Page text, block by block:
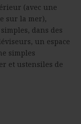
(avec une
sur la mer),
dans des
un espace
simples
et ustensiles de